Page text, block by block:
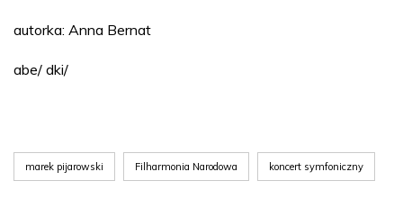
autorka: Anna Bernat
abe/ dki/
marek pijarowski Filharmonia Narodowa koncert symfoniczny